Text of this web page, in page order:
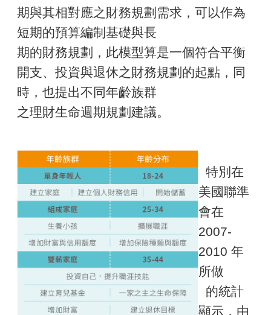
期與其相對應之財務規劃需求，可以作為
短期的預算編制基礎與長
期的財務規劃，此模型算是一個符合平衡
開支、投資與退休之財務規劃的起點，同
時，也提出不同年齡族群
之理財生命週期規劃建議。
特別在
美國聯準
會在
2007-
2010 年
所做
的統計
顯示，由